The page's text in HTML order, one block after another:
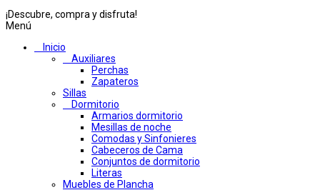
¡Descubre, compra y disfruta!
Menú
Inicio
Auxiliares
Perchas
Zapateros
Sillas
Dormitorio
Armarios dormitorio
Mesillas de noche
Comodas y Sinfonieres
Cabeceros de Cama
Conjuntos de dormitorio
Literas
Muebles de Plancha